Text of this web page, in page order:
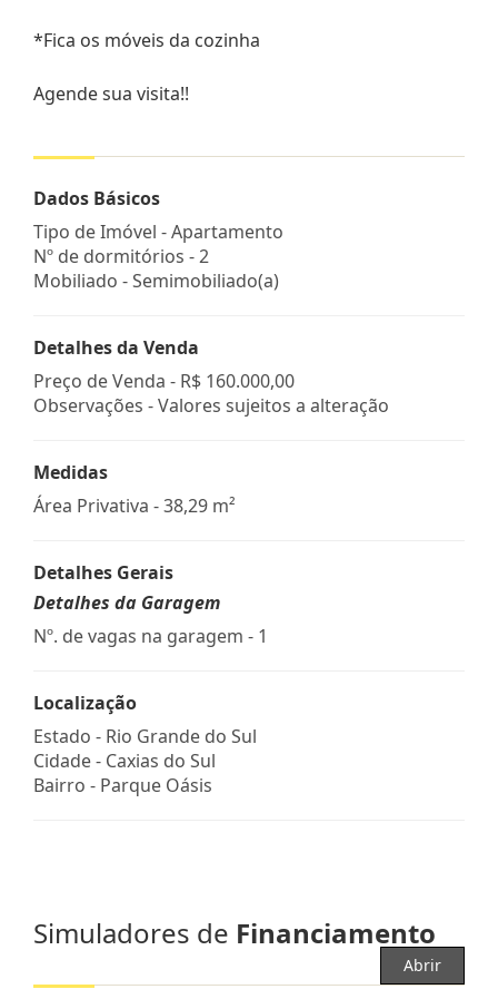
*Fica os móveis da cozinha
Agende sua visita!!
Dados Básicos
Tipo de Imóvel - Apartamento
Nº de dormitórios - 2
Mobiliado - Semimobiliado(a)
Detalhes da Venda
Preço de Venda - R$ 160.000,00
Observações - Valores sujeitos a alteração
Medidas
Área Privativa - 38,29 m²
Detalhes Gerais
Detalhes da Garagem
Nº. de vagas na garagem - 1
Localização
Estado - Rio Grande do Sul
Cidade - Caxias do Sul
Bairro - Parque Oásis
Simuladores de Financiamento
Abrir